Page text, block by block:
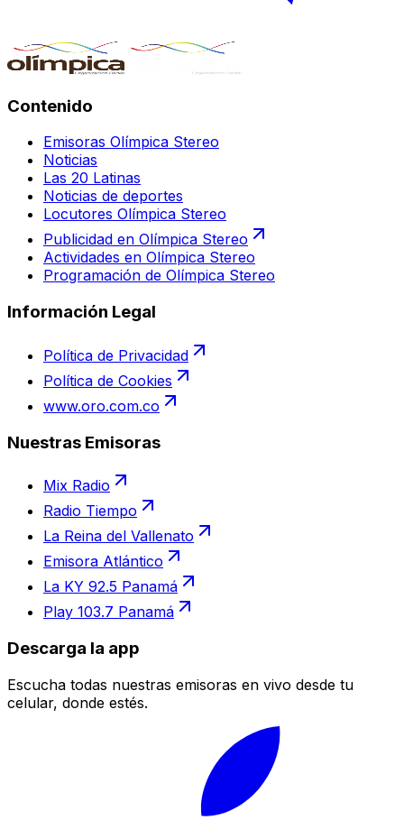
Contenido
Emisoras Olímpica Stereo
Noticias
Las 20 Latinas
Noticias de deportes
Locutores Olímpica Stereo
Publicidad en Olímpica Stereo
Actividades en Olímpica Stereo
Programación de Olímpica Stereo
Información Legal
Política de Privacidad
Política de Cookies
www.oro.com.co
Nuestras Emisoras
Mix Radio
Radio Tiempo
La Reina del Vallenato
Emisora Atlántico
La KY 92.5 Panamá
Play 103.7 Panamá
Descarga la app
Escucha todas nuestras emisoras en vivo desde tu
celular, donde estés.